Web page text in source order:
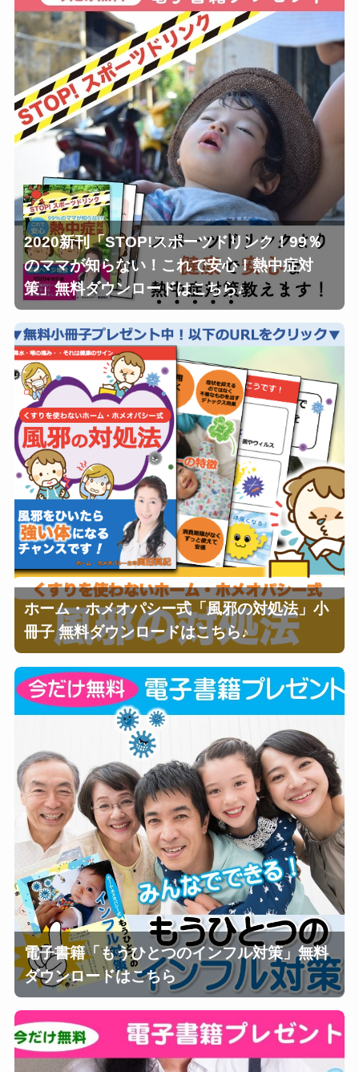
2020新刊「STOP!スポーツドリンク！99％
のママが知らない！これで安心！熱中症対
策」無料ダウンロードはこちら♪
ホーム・ホメオパシー式「風邪の対処法」小
冊子 無料ダウンロードはこちら♪
電子書籍「もうひとつのインフル対策」無料
ダウンロードはこちら